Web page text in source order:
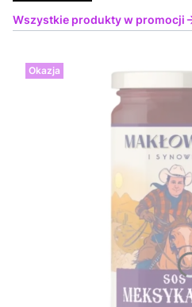
Wszystkie produkty w promocji
Okazja